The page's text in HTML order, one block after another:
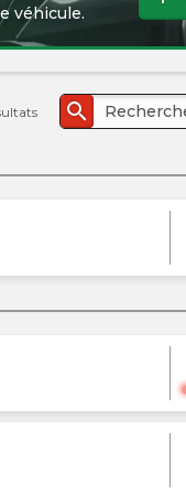
véhicule.
search